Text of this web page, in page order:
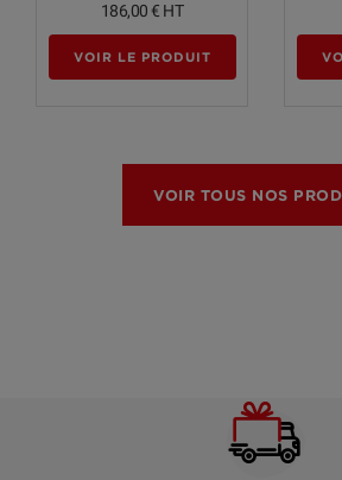
186,00 € HT
VOIR LE PRODUIT
VOIR TOUS NOS